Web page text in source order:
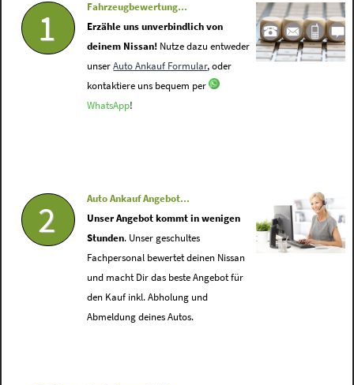
1
Fahrzeugbewertung...
Erzähle uns unverbindlich von
deinem Nissan! Nutze dazu entweder
unserAuto Ankauf Formular, oder
kontaktiere uns bequem per
WhatsApp!
2
Auto Ankauf Angebot...
Unser Angebot kommt in wenigen
Stunden. Unser geschultes
Fachpersonal bewertet deinen Nissan
und macht Dir das beste Angebot für
den Kauf inkl. Abholung und
Abmeldung deines Autos.